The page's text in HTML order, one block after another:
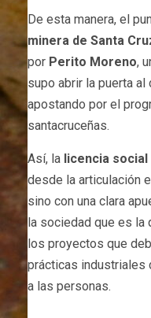
De esta manera, el
minera de Santa
por Perito Moreno,
supo abrir la puerta
apostando por el
santacruceñas.
Así, la licencia social
desde la articulación
sino con una clara
la sociedad que es la
los proyectos que
prácticas industriales
a las personas.